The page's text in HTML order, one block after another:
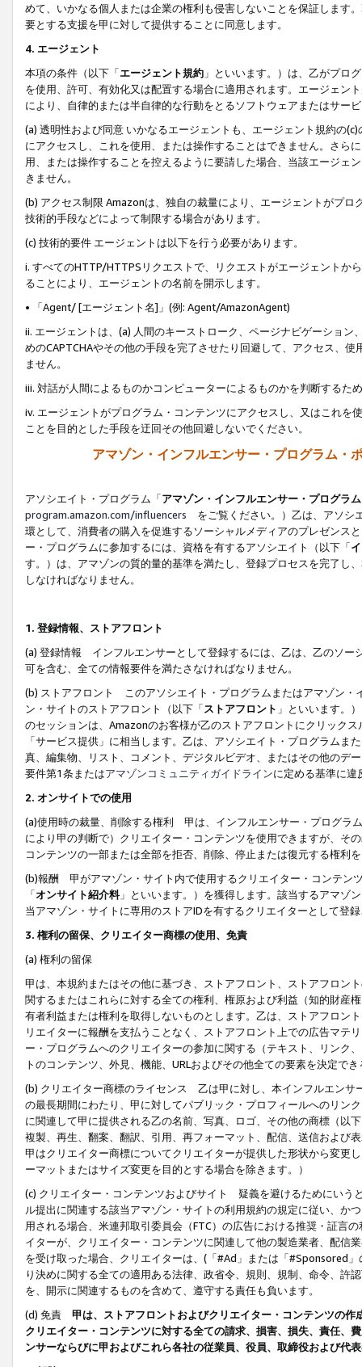
めて、いかなる個人または企業の権利も侵害しないことを保証します
要とする支援を甲に対して提供することに同意します。
4. エージェント
本項の条件（以下「エージェント規約 」といいます。）は、乙がプロ
を使用、許可、有効化又は配置する場合に適用されます。エージェン
により、自律的または半自律的な行動をとるソフトウェアまたはサー
(a) 透明性および同意 いかなるエージェントも、エージェント規約の
にアクセスし、これを使用、または操作することはできません。さら
用、または操作することを控えるように要請した場合、当該エージェ
きません。
(b) アクセス制限 Amazonは、独自の裁量により、エージェントがプ
技術的手段などによって制限する場合があります。
(c) 技術的要件 エージェントは以下を行う必要があります。
i. すべてのHTTP/HTTPSリクエストで、リクエストがエージェントか
ることにより、エージェントの名前を開示します。
• 「Agent/ [エージェント名]」(例: Agent/AmazonAgent)
ii. エージェントは、(a) 人間のキーストローク、ページナビゲーショ
めのCAPTCHAやその他の手段を完了させたり回避して、アクセス、
ません。
iii. 対話が人間によるものかコンピューターによるものかを判断するた
iv. エージェントがプログラム・コンテンツにアクセスし、又はこれ
ことを目的とした手段を迂回その他回避しないでください。
アマゾン・インフルエンサー・プログラム・
アソシエイト・プログラム「アマゾン・インフルエンサー・プログラム
program.amazon.com/influencers をご覧ください。）乙は、アソシ
環として、消費者の購入を促進するソーシャルメディアのプレゼンス
ー・プログラムに参加するには、資格を有するアソシエイト（以下「
す。）は、アマゾンの質的量的基準を満たし、登録プロセスを完了し、
しなければなりません。
1. 登録情報、ストアフロント
(a) 登録情報 インフルエンサーとして登録するには、乙は、乙のソー
可を含む、全ての情報要件を満たさなければなりません。
(b) ストアフロント このアソシエイト・プログラムまたはアマゾン・
ン・サイトのストアフロント（以下「ストアフロント 」といいます。
のセッションは、Amazonのお客様が乙のストアフロントにクリック
「サービス提供」に相当します。乙は、アソシエイト・プログラム
真、編集物、リスト、コメント、デジタルビデオ、またはその他のデ
要件第1条またはアマゾンコミュニティガイドラインに定める基準に違
2. オンサイトでの使用
(a)使用時の裁量、削除する権利 甲は、インフルエンサー・プログラ
により甲の判断で）クリエイター・コンテンツを使用できますが、そ
コンテンツの一部または全部を拒否、削除、停止または復元する権利
(b)報酬 甲がアマゾン・サイト内で使用するクリエイター・コンテン
「オンサイト紹介料」といいます。）を獲得します。該当するアマゾ
当アマゾン・サイトに専用のストアIDを有するクリエイターとして登
3. 権利の留保、クリエイター商標の使用、免責
(a) 権利の留保
甲は、本規約またはその他に基づき、ストアフロント、ストアフロン
関するまたはこれらに対する全ての権利、権原および利益（知的財産
有者利益または権利を取得しないものとします。乙は、ストアフロン
リエイターに報酬を支払うことなく、ストアフロント上での広告マテ
ー・プログラムへのクリエイターの参加に関する（テキスト、リンク
トのコンテンツ、外見、機能、URLおよびその他全ての要素を決定で
(b) クリエイター商標のライセンス 乙は甲に対し、本インフルエンサ
の最長期間にわたり、甲に対してパブリック・プロフィールへのリン
に関連して甲に提供される乙の名前、写真、ロゴ、その他の商標（以
複製、再生、翻案、翻訳、引用、再フォーマット、配信、送信および
甲はクリエイター商標についてクリエイターが提供した形状から変更
ーマットまたはサイズ変更を目的とする場合を除きます。）
(c) クリエイター・コンテンツおよびサイト 疑義を避けるためにいう
ル提出に関連する該当アマゾン・サイトの利用規約の規定に従い、か
用される場合、米連邦取引委員会（FTC）の広告における推奨・証言
イターが、クリエイター・コンテンツに関連して他の製造業者、配信
を受け取った場合、クリエイターは、(「#Ad」または「#Sponsored
り決めに関する全ての適用ある法律、政省令、規則、規制、命令、許
を、開示に関連するものを含めて、遵守する責任も負います。
(d) 免責 甲は、ストアフロントおよびクリエイター・コンテンツの
クリエイター・コンテンツに対する全ての請求、損害、損失、責任、
ンサーならびに甲およびこれら各社の従業員、役員、取締役および代